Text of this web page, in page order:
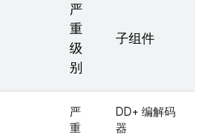
严
重
级
别
子组件
严
重
DD+ 编解码
器